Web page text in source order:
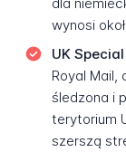
wynosi
UK
Royal
śledzona i
terytorium
szerszą